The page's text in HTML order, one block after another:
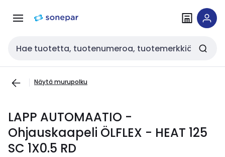
navigointiinsisältöön
Haku
Näytä murupolku
LAPP AUTOMAATIO -
Ohjauskaapeli ÖLFLEX - HEAT 125
SC 1X0.5 RD